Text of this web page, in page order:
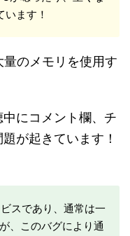
ます！
のメモリを使用す
にコメント欄、チ
が起きています！
スであり、通常は一
、このバグにより通